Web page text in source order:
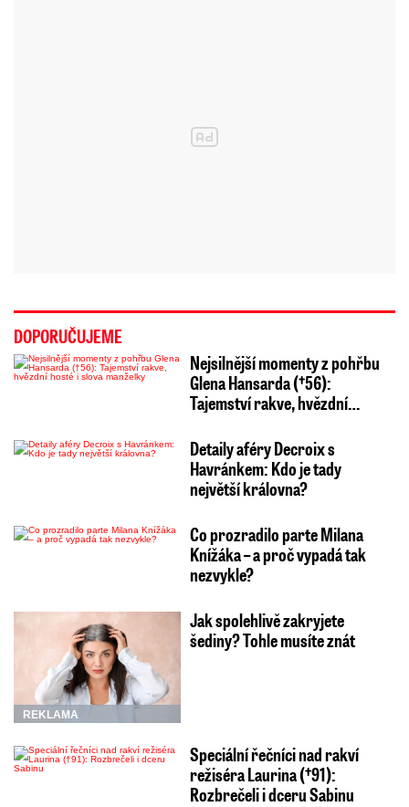
DOPORUČUJEME
Nejsilnější momenty z pohřbu
Glena Hansarda (†56):
Tajemství rakve, hvězdní…
Detaily aféry Decroix s
Havránkem: Kdo je tady
největší královna?
Co prozradilo parte Milana
Knížáka – a proč vypadá tak
nezvykle?
REKLAMA
Jak spolehlivě zakryjete
šediny? Tohle musíte znát
Speciální řečníci nad rakví
režiséra Laurina (†91):
Rozbrečeli i dceru Sabinu